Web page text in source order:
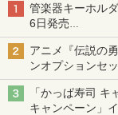
管楽器キーホル
6日発売
チューバ、テナ
アニメ『伝説の
ンオプションセ
「THE合体ラン
「かっぱ寿司
キャンペーン」